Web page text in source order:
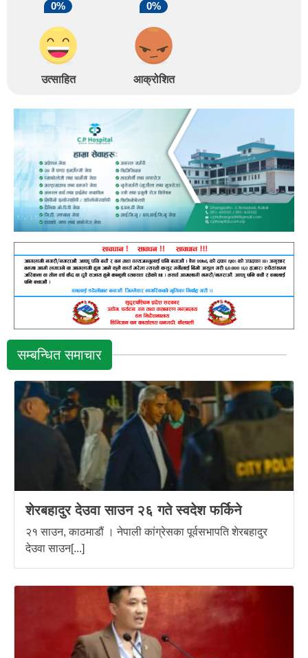
0%
उत्साहित
0%
आक्रोशित
सम्बन्धित समाचार
शेरबहादुर देउवा साउन २६ गते स्वदेश फर्किने
२१ साउन, काठमाडौं । नेपाली कांग्रेसका पूर्वसभापति शेरबहादुर
देउवा साउन[...]